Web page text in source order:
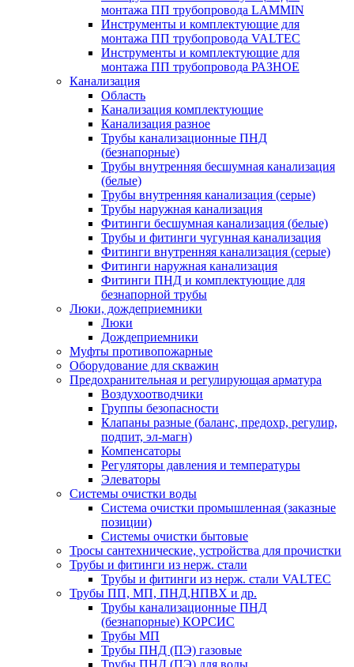
монтажа ПП трубопровода LAMMIN
Инструменты и комплектующие для
монтажа ПП трубопровода VALTEC
Инструменты и комплектующие для
монтажа ПП трубопровода РАЗНОЕ
Канализация
Область
Канализация комплектующие
Канализация разное
Трубы канализационные ПНД
(безнапорные)
Трубы внутренняя бесшумная канализация
(белые)
Трубы внутренняя канализация (серые)
Трубы наружная канализация
Фитинги бесшумная канализация (белые)
Трубы и фитинги чугунная канализация
Фитинги внутренняя канализация (серые)
Фитинги наружная канализация
Фитинги ПНД и комплектующие для
безнапорной трубы
Люки, дождеприемники
Люки
Дождеприемники
Муфты противопожарные
Оборудование для скважин
Предохранительная и регулирующая арматура
Воздухоотводчики
Группы безопасности
Клапаны разные (баланс, предохр, регулир,
подпит, эл-магн)
Компенсаторы
Регуляторы давления и температуры
Элеваторы
Системы очистки воды
Система очистки промышленная (заказные
позиции)
Системы очистки бытовые
Тросы сантехнические, устройства для прочистки
Трубы и фитинги из нерж. стали
Трубы и фитинги из нерж. стали VALTEC
Трубы ПП, МП, ПНД,НПВХ и др.
Трубы канализационные ПНД
(безнапорные) КОРСИС
Трубы МП
Трубы ПНД (ПЭ) газовые
Трубы ПНД (ПЭ) для воды